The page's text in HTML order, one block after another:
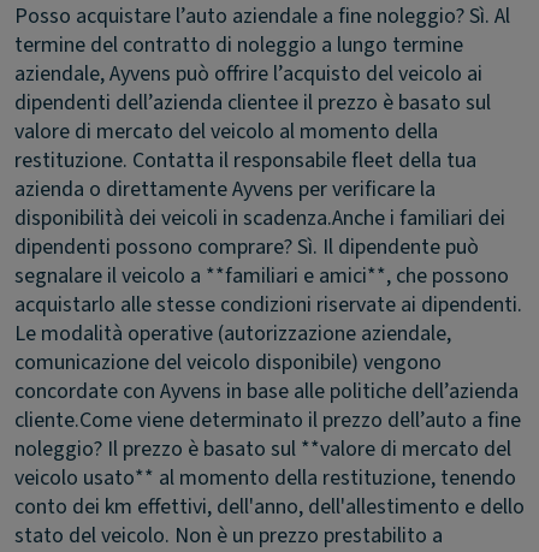
Posso acquistare l’auto aziendale a fine noleggio?Sì. Al
termine del contratto di noleggio a lungo termine
aziendale, Ayvens può offrire l’acquisto del veicolo ai
dipendenti dell’azienda clientee il prezzo è basato sul
valore di mercato del veicolo al momento della
restituzione. Contatta il responsabile fleet della tua
azienda o direttamente Ayvens per verificare la
disponibilità dei veicoli in scadenza.Anche i familiari dei
dipendenti possono comprare?Sì. Il dipendente può
segnalare il veicolo a **familiari e amici**, che possono
acquistarlo alle stesse condizioni riservate ai dipendenti.
Le modalità operative (autorizzazione aziendale,
comunicazione del veicolo disponibile) vengono
concordate con Ayvens in base alle politiche dell’azienda
cliente.Come viene determinato il prezzo dell’auto a fine
noleggio? Il prezzo è basato sul **valore di mercato del
veicolo usato** al momento della restituzione, tenendo
conto dei km effettivi, dell'anno, dell'allestimento e dello
stato del veicolo. Non è un prezzo prestabilito a